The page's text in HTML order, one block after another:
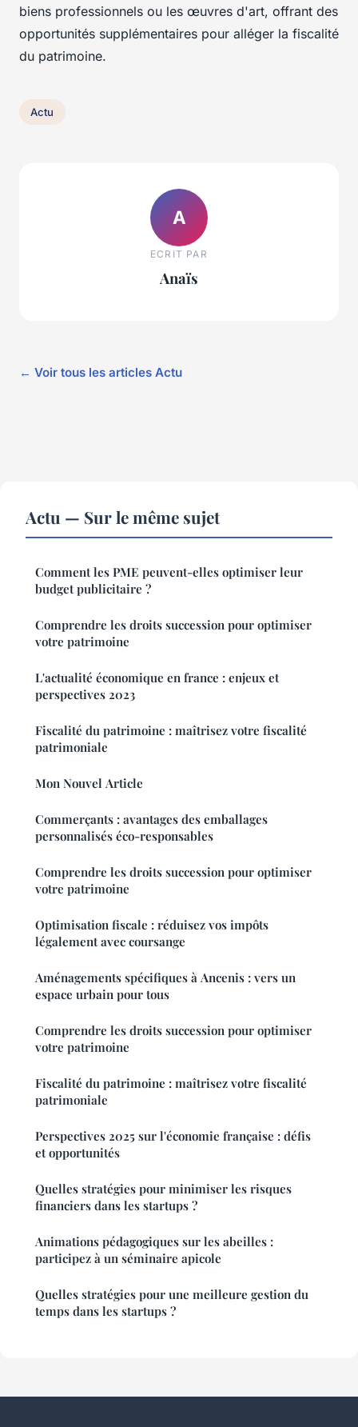
biens professionnels ou les œuvres d'art, offrant des
opportunités supplémentaires pour alléger la fiscalité
du patrimoine.
Actu
A
ECRIT PAR
Anaïs
← Voir tous les articles Actu
Actu — Sur le même sujet
Comment les PME peuvent-elles optimiser leur
budget publicitaire ?
Comprendre les droits succession pour optimiser
votre patrimoine
L'actualité économique en france : enjeux et
perspectives 2023
Fiscalité du patrimoine : maîtrisez votre fiscalité
patrimoniale
Mon Nouvel Article
Commerçants : avantages des emballages
personnalisés éco-responsables
Comprendre les droits succession pour optimiser
votre patrimoine
Optimisation fiscale : réduisez vos impôts
légalement avec coursange
Aménagements spécifiques à Ancenis : vers un
espace urbain pour tous
Comprendre les droits succession pour optimiser
votre patrimoine
Fiscalité du patrimoine : maîtrisez votre fiscalité
patrimoniale
Perspectives 2025 sur l'économie française : défis
et opportunités
Quelles stratégies pour minimiser les risques
financiers dans les startups ?
Animations pédagogiques sur les abeilles :
participez à un séminaire apicole
Quelles stratégies pour une meilleure gestion du
temps dans les startups ?